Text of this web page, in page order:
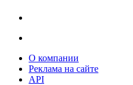
О компании
Реклама на сайте
API